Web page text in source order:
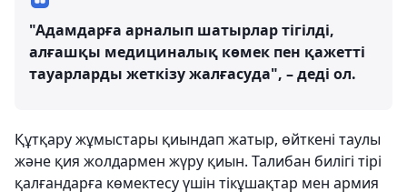
"Адамдарға арналып шатырлар тігілді,
алғашқы медициналық көмек пен қажетті
тауарларды жеткізу жалғасуда", – деді ол.
Құтқару жұмыстары қиындап жатыр, өйткені таулы
және қия жолдармен жүру қиын. Талибан билігі тірі
қалғандарға көмектесу үшін тікұшақтар мен армия